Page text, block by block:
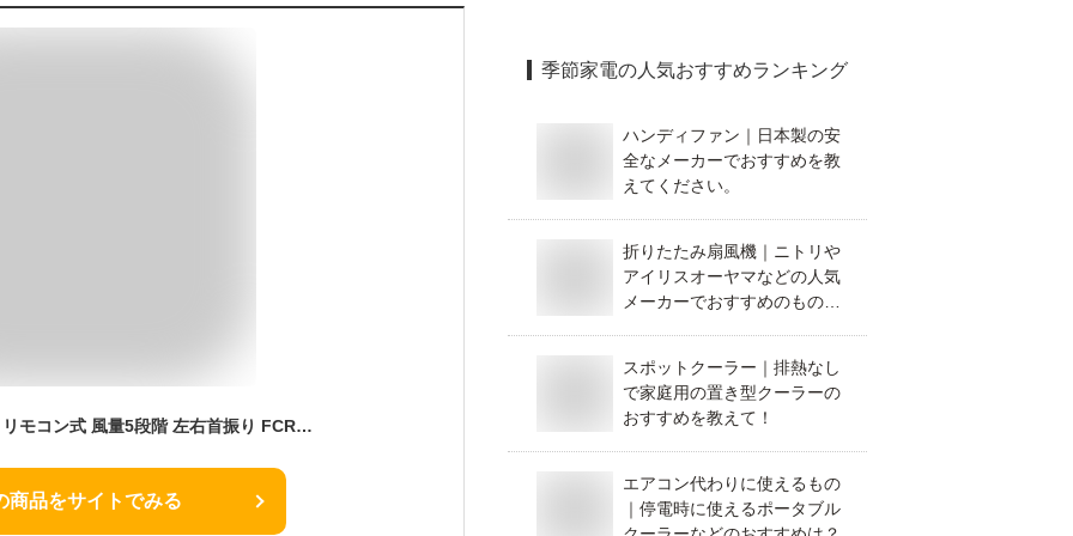
冷風扇 冷風機 扇風機 リモコン式 風量5段階 左右首振り FCR-BWG404(W) 温度センサー 室温センサー 省エネ タワー型 冷風扇風機 タワーファン スポットクーラー おしゃれ 換気 熱中症対策 山善 YAMAZEN 【送料無料】
商品をサイトでみる
季節家電の人気おすすめランキング
ハンディファン｜日本製の安
全なメーカーでおすすめを教
えてください。
折りたたみ扇風機｜ニトリや
アイリスオーヤマなどの人気
メーカーでおすすめのものを
スポットクーラー｜排熱なし
で家庭用の置き型クーラーの
おすすめを教えて！
エアコン代わりに使えるもの
｜停電時に使えるポータブル